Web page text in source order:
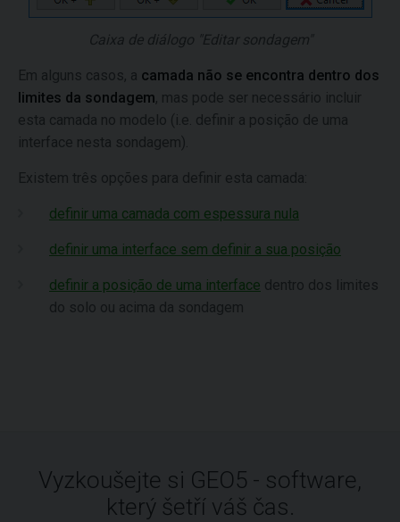
Caixa de diálogo "Editar sondagem"
Em alguns casos, a camada não se encontra dentro dos
limites da sondagem, mas pode ser necessário incluir
esta camada no modelo (i.e. definir a posição de uma
interface nesta sondagem).
Existem três opções para definir esta camada:
definir uma camada com espessura nula
definir uma interface sem definir a sua posição
definir a posição de uma interface dentro dos limites
do solo ou acima da sondagem
Vyzkoušejte si GEO5 - software,
který šetří váš čas.